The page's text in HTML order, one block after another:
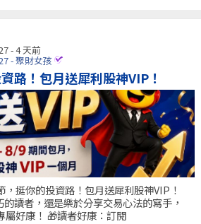
- 4 天前
- 聚財女孩
路！包月送犀利股神VIP！
，挺你的投資路！包月送犀利股神VIP！
讀者，還是樂於分享交易心法的寫手，
屬好康！ 🎁讀者好康：訂閱